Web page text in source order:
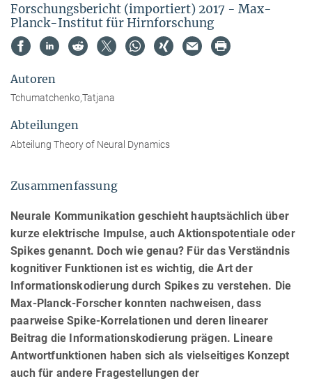
Forschungsbericht (importiert) 2017 - Max-
Planck-Institut für Hirnforschung
Autoren
Tchumatchenko,Tatjana
Abteilungen
Abteilung Theory of Neural Dynamics
Zusammenfassung
Neurale Kommunikation geschieht hauptsächlich über
kurze elektrische Impulse, auch Aktionspotentiale oder
Spikes genannt. Doch wie genau? Für das Verständnis
kognitiver Funktionen ist es wichtig, die Art der
Informationskodierung durch Spikes zu verstehen. Die
Max-Planck-Forscher konnten nachweisen, dass
paarweise Spike-Korrelationen und deren linearer
Beitrag die Informationskodierung prägen. Lineare
Antwortfunktionen haben sich als vielseitiges Konzept
auch für andere Fragestellungen der